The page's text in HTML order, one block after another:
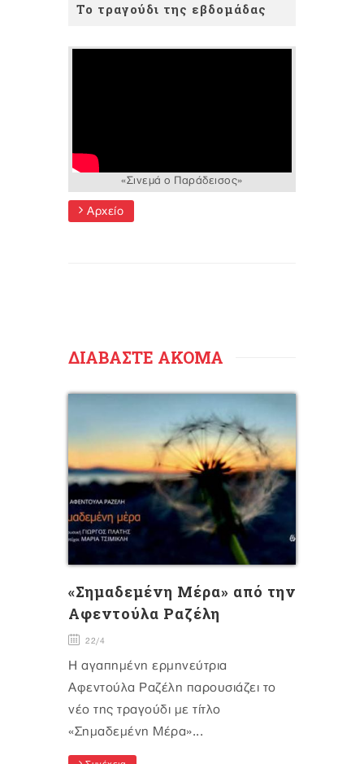
Το τραγούδι της εβδομάδας
«Σινεμά ο Παράδεισος»
Αρχείο
ΔΙΑΒΑΣΤΕ ΑΚΟΜΑ
«Σημαδεμένη Μέρα» από την
Αφεντούλα Ραζέλη
22/4
Η αγαπημένη ερμηνεύτρια
Αφεντούλα Ραζέλη παρουσιάζει το
νέο της τραγούδι με τίτλο
«Σημαδεμένη Μέρα»...